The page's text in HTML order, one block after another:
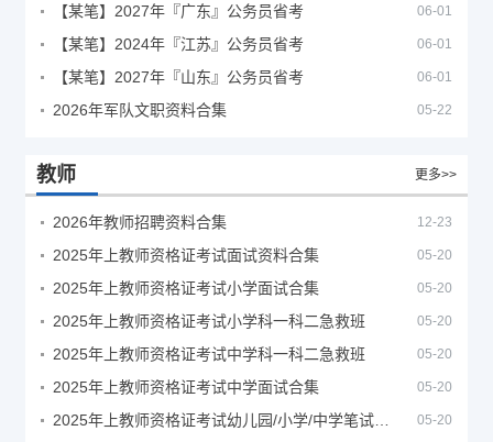
【某笔】2027年『广东』公务员省考 06-01
【某笔】2024年『江苏』公务员省考 06-01
【某笔】2027年『山东』公务员省考 06-01
2026年军队文职资料合集 05-22
教师 更多>>
2026年教师招聘资料合集 12-23
2025年上教师资格证考试面试资料合集 05-20
2025年上教师资格证考试小学面试合集 05-20
2025年上教师资格证考试小学科一科二急救班 05-20
2025年上教师资格证考试中学科一科二急救班 05-20
2025年上教师资格证考试中学面试合集 05-20
05-20